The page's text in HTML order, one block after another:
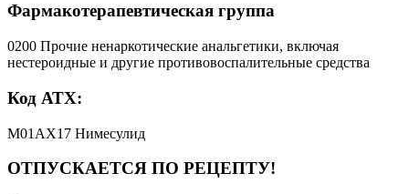
Фармакотерапевтическая группа
0200 Прочие ненаркотические анальгетики, включая
нестероидные и другие противовоспалительные средства
Код АТХ:
M01AX17 Нимесулид
ОТПУСКАЕТСЯ ПО РЕЦЕПТУ!